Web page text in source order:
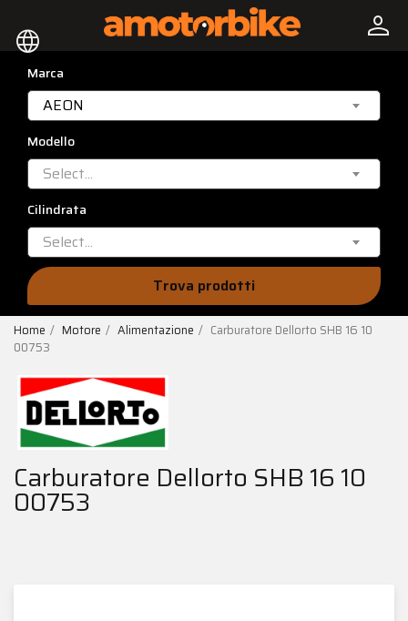
language person
Marca
AEON
Modello
Select...
Cilindrata
Select...
Trova prodotti
Home Motore Alimentazione
Carburatore Dellorto SHB 16 10
00753
Carburatore Dellorto SHB 16 10
00753